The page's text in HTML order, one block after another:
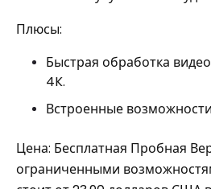
Плюсы:
Быстрая обработка
4K.
Встроенные
Цена: Бесплатная Пробная
ограниченными